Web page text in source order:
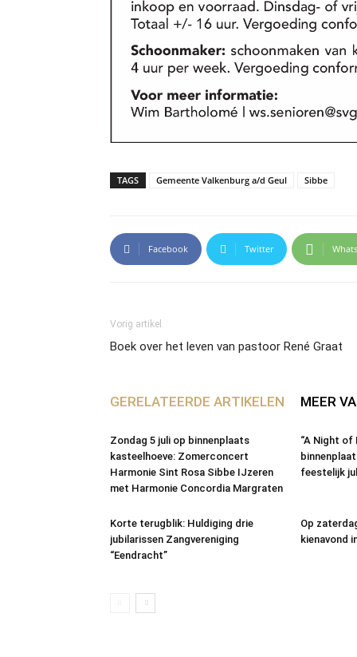
TAGS Gemeente Valkenburg a/d Geul Sibbe
Facebook Twitter
Vorig artikel
Boek over het leven van pastoor René Graat
GERELATEERDE ARTIKELEN MEER
Zondag 5 juli op binnenplaats
kasteelhoeve: Zomerconcert
Harmonie Sint Rosa Sibbe IJzeren
met Harmonie Concordia Margraten
“A Night of
feestelijk
Korte terugblik: Huldiging drie
jubilarissen Zangvereniging
“Eendracht”
Op
kienavond